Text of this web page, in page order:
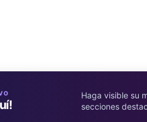
Haga visible su
secciones